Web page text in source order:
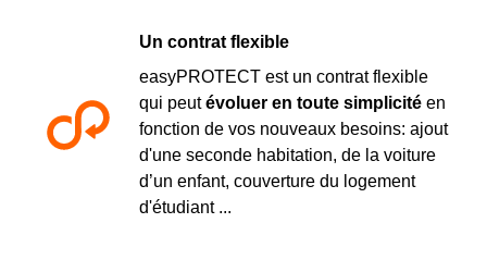
Un contrat flexible
easyPROTECT est un contrat flexible
qui peutévoluer en toute simplicité en
fonction de vos nouveaux besoins: ajout
d'une seconde habitation, de la voiture
d’un enfant, couverture du logement
d'étudiant ...